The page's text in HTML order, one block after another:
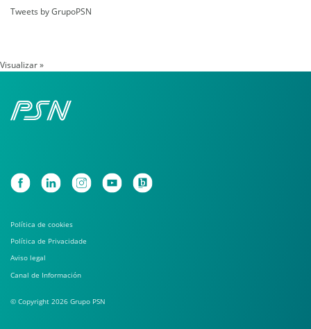
Tweets by GrupoPSN
Visualizar »
Política de cookies
Política de Privacidade
Aviso legal
Canal de Información
© Copyright 2026 Grupo PSN